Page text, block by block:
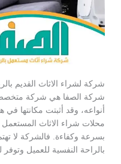
شركة لشراء الاثاث القديم
شركة الصفا هي شركة
أنواعه، وقد أثبتت مكانتها
محلات شراء الاثاث المستعمل
بسرعة وكفاءة. فالشركة لا
بالراحة النفسية للعميل وتوفر